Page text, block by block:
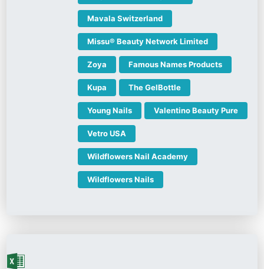
Mavala Switzerland
Missu® Beauty Network Limited
Zoya Famous Names Products
Kupa The GelBottle
Young Nails Valentino Beauty Pure
Vetro USA
Wildflowers Nail Academy
Wildflowers Nails